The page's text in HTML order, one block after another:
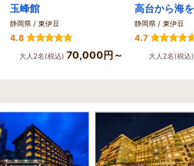
玉峰館
静岡県 / 東伊豆
4.8
大人2名(税込) 70,000円～
静岡県 / 東伊豆
4.7
大人2名(税